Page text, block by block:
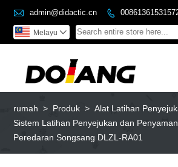
 admin@didactic.cn 
Melayu 
rumah > Produk > Alat Latihan
Sistem Latihan Penyejukan dan
Peredaran Songsang DLZL-RA01